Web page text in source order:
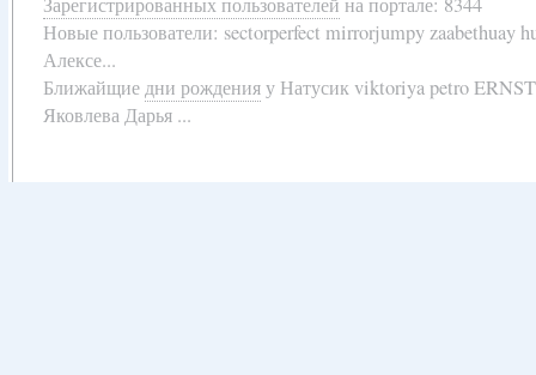
Новые пользователи: sectorperfect mirrorjumpy zaabethuay
Алексе...
Ближайщиедни рожденияу Натусик viktoriya petro
Яковлева Дарья ...